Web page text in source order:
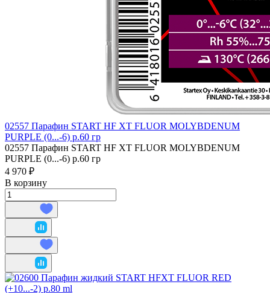
02557 Парафин START HF XT FLUOR MOLYBDENUM
PURPLE (0...-6) р.60 гр
02557 Парафин START HF XT FLUOR MOLYBDENUM
PURPLE (0...-6) р.60 гр
4 970 ₽
В корзину